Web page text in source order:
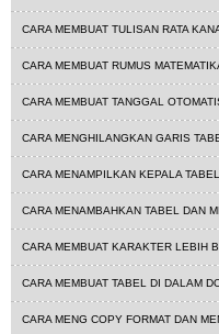
CARA MEMBUAT TULISAN RATA
CARA MEMBUAT RUMUS
CARA MEMBUAT TANGGAL
CARA MENGHILANGKAN GARIS
CARA MENAMPILKAN KEPALA
CARA MENAMBAHKAN TABEL DAN
CARA MEMBUAT KARAKTER LEBIH
CARA MEMBUAT TABEL DI DALAM
CARA MENG COPY FORMAT DAN